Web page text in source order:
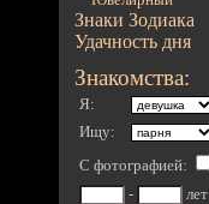
Знаки Зодиака
Удачность дня
Знакомства:
Я:
Ищу:
С фотографией:
-
лет